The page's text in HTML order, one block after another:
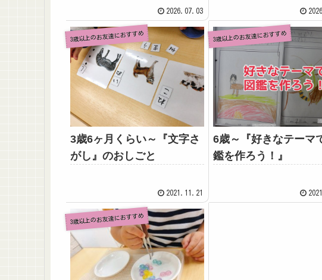
い“文字を読む・書く活動”
2026.07.03
い“文字を読む・書く
3歳以上のお友達におすすめ
3歳6ヶ月くらい～『文字さ
がし』のおしごと
2021.11.21
3歳以上のお友達におすすめ
6歳～『好きなテーマ
鑑を作ろう！』
3歳以上のお友達におすすめ